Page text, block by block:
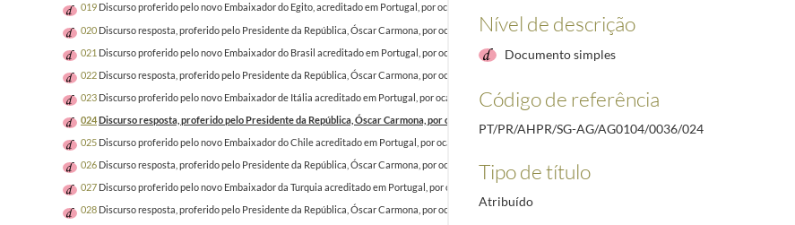
019 Discurso proferido pelo novo Embaixador do Egito, acreditado em Portugal, por ocasião da cerimónia de entrega de cartas credenciais ao Presidente da República,
020 Discurso resposta, proferido pelo Presidente da República, Óscar Carmona, por ocasião da entrega de cartas credenciais do novo Ministro Plenipotenciário do
021 Discurso proferido pelo novo Embaixador do Brasil acreditado em Portugal, por ocasião da cerimónia de entrega de cartas credenciais ao Presidente da República,
022 Discurso resposta, proferido pelo Presidente da República, Óscar Carmona, por ocasião da entrega de cartas credenciais do novo Ministro Plenipotenciário do
023 Discurso proferido pelo novo Embaixador de Itália acreditado em Portugal, por ocasião da cerimónia de entrega de cartas credenciais ao Presidente da República,
024Discurso resposta, proferido pelo Presidente da República, Óscar Carmona, por ocasião da entrega de cartas credenciais do novo Ministro Plenipotenciário de
025 Discurso proferido pelo novo Embaixador do Chile acreditado em Portugal, por ocasião da cerimónia de entrega de cartas credenciais ao Presidente da República,
026 Discurso resposta, proferido pelo Presidente da República, Óscar Carmona, por ocasião da entrega de cartas credenciais do novo Ministro Plenipotenciário do
027 Discurso proferido pelo novo Embaixador da Turquia acreditado em Portugal, por ocasião da cerimónia de entrega de cartas credenciais ao Presidente da
028 Discurso resposta, proferido pelo Presidente da República, Óscar Carmona, por ocasião da entrega de cartas credenciais do novo Ministro Plenipotenciário da
Nível de descrição
Documento simples
Código de referência
PT/PR/AHPR/SG-AG/AG0104/0036/024
Tipo de título
Atribuído